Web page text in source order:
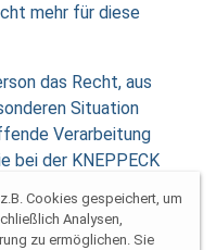
Cookies gespeichert, um
Analysen,
zu ermöglichen. Sie
mehr für diese
das Recht, aus
Situation
Verarbeitung
bei der KNEPPECK
oder zu statistischen
DS-GVO erfolgen,